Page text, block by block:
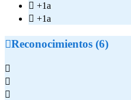
 +1a
 +1a
Reconocimientos (6)


